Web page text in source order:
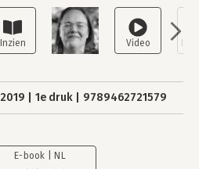
2019 1e druk 9789462721579
E-book | NL